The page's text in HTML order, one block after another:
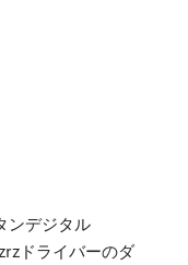
ンデジタル
ドライバーのダ